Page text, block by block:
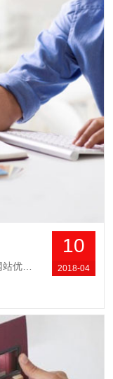
10
2018-04